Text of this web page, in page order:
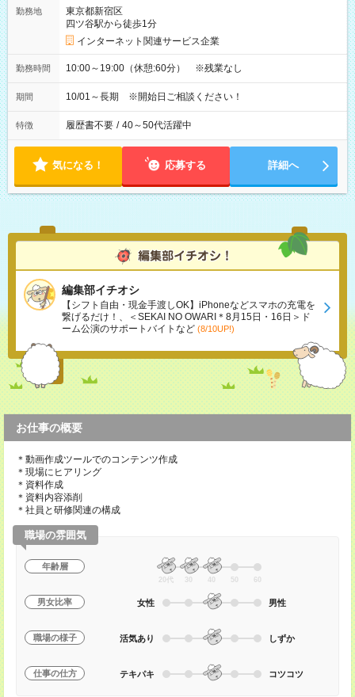
勤務地
東京都新宿区
四ツ谷駅から徒歩1分
インターネット関連サービス企業
勤務時間 10:00～19:00（休憩:60分） ※残業なし
期間 10/01～長期 ※開始日ご相談ください！
特徴 履歴書不要 / 40～50代活躍中
気になる！ 応募する 詳細へ
編集部イチオシ
【シフト自由・現金手渡しOK】iPhoneなどスマホの充電を
繋げるだけ！、＜SEKAI NO OWARI＊8月15日・16日＞ド
ーム公演のサポートバイトなど (8/10UP!)
お仕事の概要
＊動画作成ツールでのコンテンツ作成
＊現場にヒアリング
＊資料作成
＊資料内容添削
＊社員と研修関連の構成
職場の雰囲気
年齢層
20代 30 40 50 60
男女比率 女性 男性
職場の様子 活気あり しずか
仕事の仕方 テキパキ コツコツ